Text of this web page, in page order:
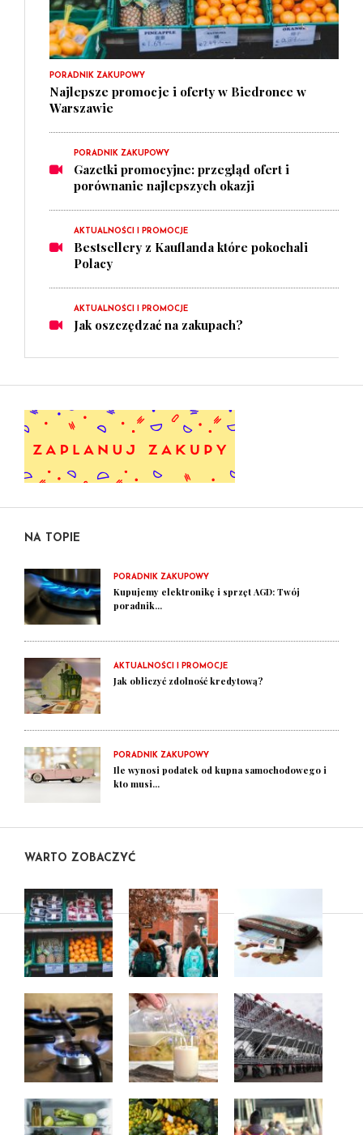
PORADNIK ZAKUPOWY
Najlepsze promocje i oferty w Biedronce w
Warszawie
PORADNIK ZAKUPOWY
Gazetki promocyjne: przegląd ofert i
porównanie najlepszych okazji
AKTUALNOŚCI I PROMOCJE
Bestsellery z Kauflanda które pokochali
Polacy
AKTUALNOŚCI I PROMOCJE
Jak oszczędzać na zakupach?
NA TOPIE
PORADNIK ZAKUPOWY
Kupujemy elektronikę i sprzęt AGD: Twój
poradnik...
AKTUALNOŚCI I PROMOCJE
Jak obliczyć zdolność kredytową?
PORADNIK ZAKUPOWY
Ile wynosi podatek od kupna samochodowego i
kto musi...
WARTO ZOBACZYĆ